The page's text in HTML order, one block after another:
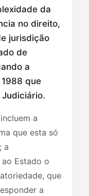
da
no direito,
jurisdição
de
a
que
a
que esta só
a
Estado o
que
a